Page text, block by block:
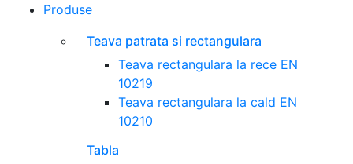
Produse
Teava patrata si rectangulara
Teava rectangulara la rece EN
10219
Teava rectangulara la cald EN
10210
Tabla